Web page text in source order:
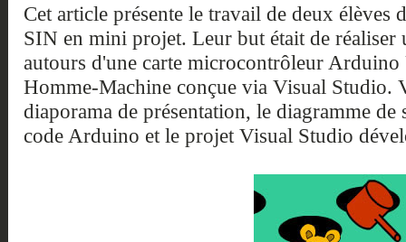
Cet article présente le travail de deux élèves
SIN en mini projet. Leur but était de réaliser
autours d'une carte microcontrôleur
Homme-Machine conçue via Visual Studio.
diaporama de présentation, le diagramme
code Arduino et le projet Visual Studio